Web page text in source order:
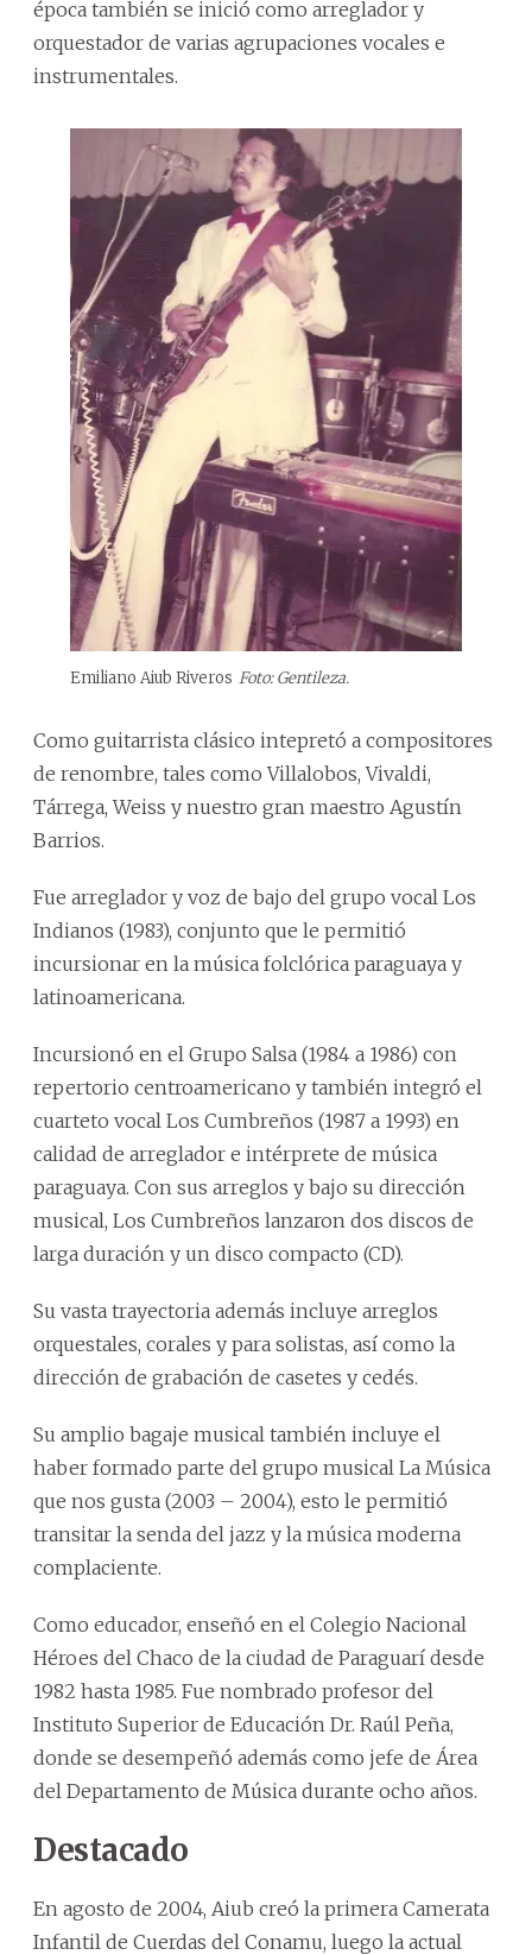
época también se inició como arreglador y
orquestador de varias agrupaciones vocales e
instrumentales.
Emiliano Aiub Riveros Foto: Gentileza.
Como guitarrista clásico intepretó a compositores
de renombre, tales como Villalobos, Vivaldi,
Tárrega, Weiss y nuestro gran maestro Agustín
Barrios.
Fue arreglador y voz de bajo del grupo vocal Los
Indianos (1983), conjunto que le permitió
incursionar en la música folclórica paraguaya y
latinoamericana.
Incursionó en el Grupo Salsa (1984 a 1986) con
repertorio centroamericano y también integró el
cuarteto vocal Los Cumbreños (1987 a 1993) en
calidad de arreglador e intérprete de música
paraguaya. Con sus arreglos y bajo su dirección
musical, Los Cumbreños lanzaron dos discos de
larga duración y un disco compacto (CD).
Su vasta trayectoria además incluye arreglos
orquestales, corales y para solistas, así como la
dirección de grabación de casetes y cedés.
Su amplio bagaje musical también incluye el
haber formado parte del grupo musical La Música
que nos gusta (2003 – 2004), esto le permitió
transitar la senda del jazz y la música moderna
complaciente.
Como educador, enseñó en el Colegio Nacional
Héroes del Chaco de la ciudad de Paraguarí desde
1982 hasta 1985. Fue nombrado profesor del
Instituto Superior de Educación Dr. Raúl Peña,
donde se desempeñó además como jefe de Área
del Departamento de Música durante ocho años.
Destacado
En agosto de 2004, Aiub creó la primera Camerata
Infantil de Cuerdas del Conamu, luego la actual